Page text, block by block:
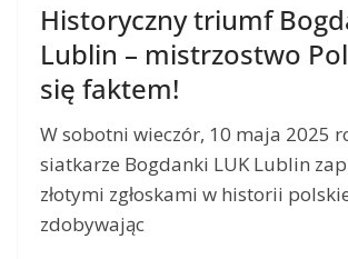
Historyczny triumf
Lublin – mistrzostwo
się faktem!
W sobotni wieczór, 10 maja 2025
siatkarze Bogdanki LUK Lublin
złotymi zgłoskami w historii
zdobywając